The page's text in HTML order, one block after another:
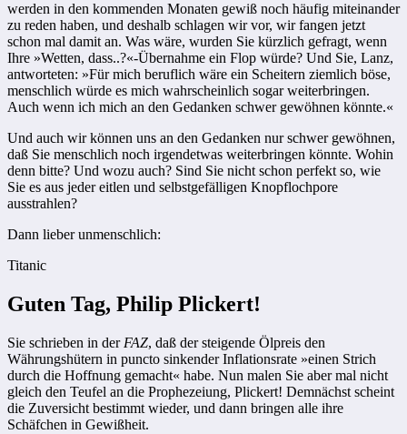
werden in den kommenden Monaten gewiß noch häufig miteinander
zu reden haben, und deshalb schlagen wir vor, wir fangen jetzt
schon mal damit an. Was wäre, wurden Sie kürzlich gefragt, wenn
Ihre »Wetten, dass..?«-Übernahme ein Flop würde? Und Sie, Lanz,
antworteten: »Für mich beruflich wäre ein Scheitern ziemlich böse,
menschlich würde es mich wahrscheinlich sogar weiterbringen.
Auch wenn ich mich an den Gedanken schwer gewöhnen könnte.«
Und auch wir können uns an den Gedanken nur schwer gewöhnen,
daß Sie menschlich noch irgendetwas weiterbringen könnte. Wohin
denn bitte? Und wozu auch? Sind Sie nicht schon perfekt so, wie
Sie es aus jeder eitlen und selbstgefälligen Knopflochpore
ausstrahlen?
Dann lieber unmenschlich:
Titanic
Guten Tag, Philip Plickert!
Sie schrieben in der FAZ, daß der steigende Ölpreis den
Währungshütern in puncto sinkender Inflationsrate »einen Strich
durch die Hoffnung gemacht« habe. Nun malen Sie aber mal nicht
gleich den Teufel an die Prophezeiung, Plickert! Demnächst scheint
die Zuversicht bestimmt wieder, und dann bringen alle ihre
Schäfchen in Gewißheit.